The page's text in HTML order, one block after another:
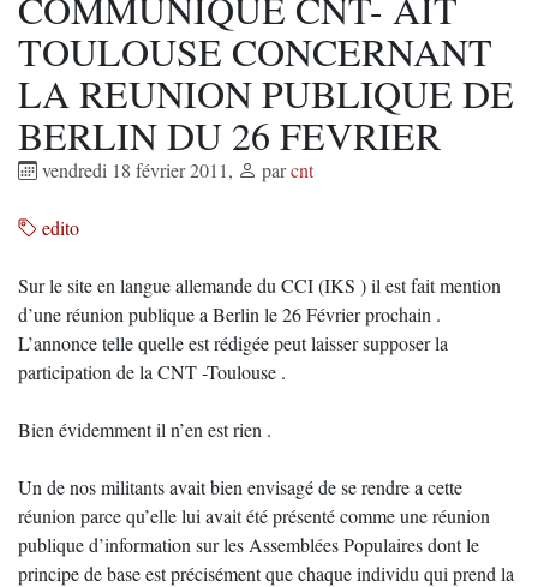
TOULOUSE CONCERNANT
LA REUNION PUBLIQUE DE
BERLIN DU 26 FEVRIER
vendredi 18 février 2011, parcnt
edito
Sur le site en langue allemande du CCI (IKS ) il est fait mention
d’une réunion publique a Berlin le 26 Février prochain .
L’annonce telle quelle est rédigée peut laisser supposer la
participation de la CNT -Toulouse .
Bien évidemment il n’en est rien .
Un de nos militants avait bien envisagé de se rendre a cette
réunion parce qu’elle lui avait été présenté comme une réunion
publique d’information sur les Assemblées Populaires dont le
principe de base est précisément que chaque individu qui prend la